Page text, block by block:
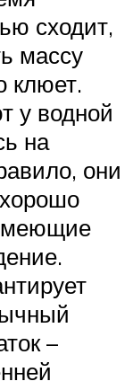
сходит,
массу
клюет.
у водной
на
они
–